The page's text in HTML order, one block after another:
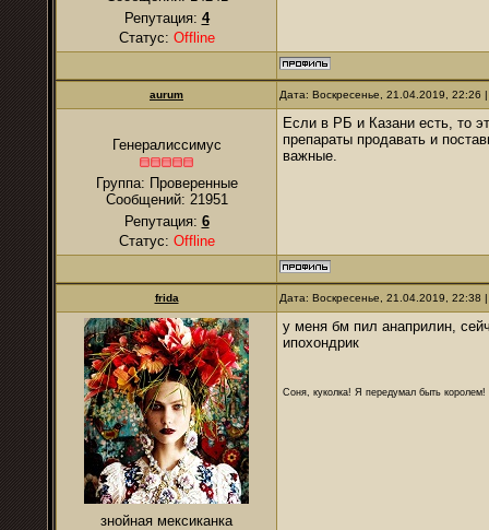
Репутация: 4
Статус: Offline
аurum Дата: Воскресенье, 21.04.2019,
Генералиссимус
Группа: Проверенные
Сообщений: 21951
Репутация: 6
Статус: Offline
Если в РБ и Казани есть, то
препараты продавать и
важные.
frida Дата: Воскресенье, 21.04.2019,
знойная мексиканка
у меня бм пил анаприлин,
ипохондрик
Соня, куколка! Я передумал быть